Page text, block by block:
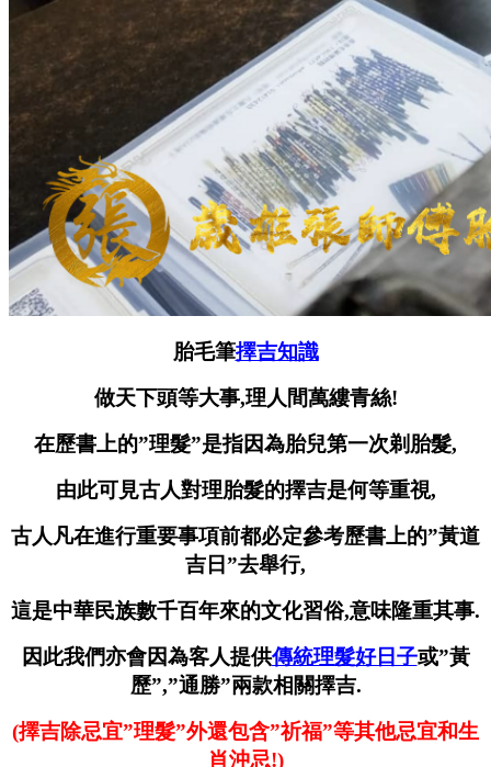
胎毛筆擇吉知識
做天下頭等大事,理人間萬縷青絲!
在歷書上的”理髮”是指因為胎兒第一次剃胎髮,
由此可見古人對理胎髮的擇吉是何等重視,
古人凡在進行重要事項前都必定參考歷書上的”黃道
吉日”去舉行,
這是中華民族數千百年來的文化習俗,意味隆重其事.
因此我們亦會因為客人提供傳統理髮好日子或”黃
歷”,”通勝”兩款相關擇吉.
(擇吉除忌宜”理髮”外還包含”祈福”等其他忌宜和生
肖沖忌!)